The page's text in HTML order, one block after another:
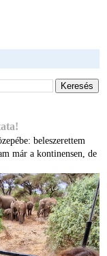
beleszerettem
már a kontinensen, de